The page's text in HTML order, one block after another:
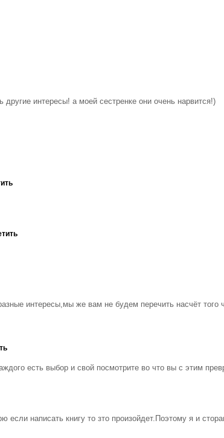
интересы! а моей сестренке они очень нарвится!)
интересы,мы же вам не будем перечить насчёт того
есть выбор и свой посмотрите во что вы с этим
если написать книгу то зто произойдет.Поэтому я и